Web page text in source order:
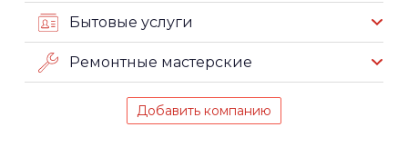
Бытовые услуги
Ремонтные мастерские
Добавить компанию